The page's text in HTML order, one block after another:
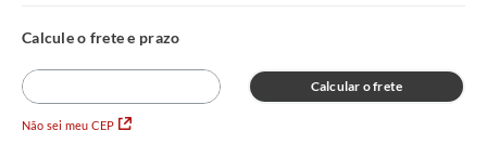
Não sei meu CEP
Calcular o frete